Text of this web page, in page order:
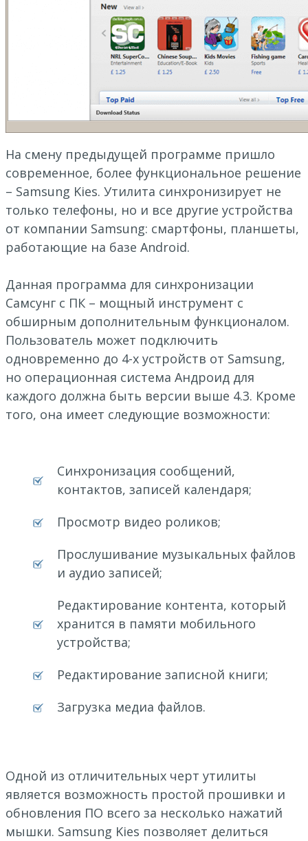
На смену предыдущей программе пришло
современное, более функциональное решение
– Samsung Kies. Утилита синхронизирует не
только телефоны, но и все другие устройства
от компании Samsung: смартфоны, планшеты,
работающие на базе Android.
Данная программа для синхронизации
Самсунг с ПК – мощный инструмент с
обширным дополнительным функционалом.
Пользователь может подключить
одновременно до 4-х устройств от Samsung,
но операционная система Андроид для
каждого должна быть версии выше 4.3. Кроме
того, она имеет следующие возможности:
Синхронизация сообщений,
контактов, записей календаря;
Просмотр видео роликов;
Прослушивание музыкальных файлов
и аудио записей;
Редактирование контента, который
хранится в памяти мобильного
устройства;
Редактирование записной книги;
Загрузка медиа файлов.
Одной из отличительных черт утилиты
является возможность простой прошивки и
обновления ПО всего за несколько нажатий
мышки. Samsung Kies позволяет делиться